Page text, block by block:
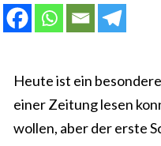
Heute ist ein
einer Zeitung lesen
wollen, aber der erste